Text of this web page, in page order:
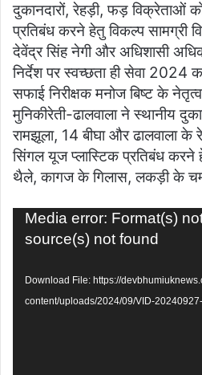
दुकानदारों, रेहड़ी, फड़ विक्रेताओं
प्रतिबंध करने हेतु विकल्प सामग्री
देवेंद्र सिंह नेगी और अधिशासी
निर्देश पर स्वच्छता ही सेवा 2024
सफाई निरीक्षक मनोज बिष्ट के
मुनिकीरेती-ढालवाला ने स्थानीय
रामझूला, 14 बीघा और ढालवाला
सिंगल यूज प्लास्टिक प्रतिबंध
थैले, कागज के गिलास, लकड़ी के
Video
Player
Media error: Format(s)
source(s) not found
Download File: https://
content/uploads/2024/09/VID-